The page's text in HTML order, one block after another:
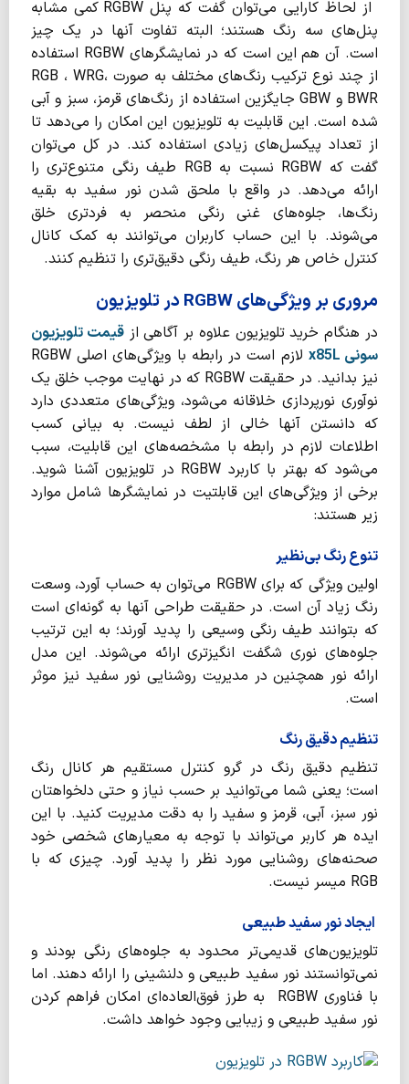
از لحاظ کارایی می‌توان گفت که پنل RGBW کمی مشابه
پنل‌های سه رنگ هستند؛ البته تفاوت آنها در یک چیز
است. آن هم این است که در نمایشگرهای RGBW استفاده
از چند نوع ترکیب رنگ‌های مختلف به صورت RGB ، WRG،
BWR و GBW جایگزین استفاده از رنگ‌های قرمز، سبز و آبی
شده است. این قابلیت به تلویزیون این امکان را می‌دهد تا
از تعداد پیکسل‌های زیادی استفاده کند. در کل می‌توان
گفت که RGBW نسبت به RGB طیف رنگی متنوع‌تری را
ارائه می‌دهد. در واقع با ملحق شدن نور سفید به بقیه
رنگ‌ها، جلوه‌های غنی رنگی منحصر به فردتری خلق
می‌شوند. با این حساب کاربران می‌توانند به کمک کانال
کنترل خاص هر رنگ، طیف رنگی دقیق‌تری را تنظیم کنند.
مروری بر ویژگی‌های RGBW در تلویزیون
در هنگام خرید تلویزیون علاوه بر آگاهی ازقیمت تلویزیون
سونی x85L
لازم است در رابطه با ویژگی‌های اصلی RGBW
نیز بدانید. در حقیقت RGBW که در نهایت موجب خلق یک
نوآوری نورپردازی خلاقانه می‌شود، ویژگی‌های متعددی دارد
که دانستن آنها خالی از لطف نیست. به بیانی کسب
اطلاعات لازم در رابطه با مشخصه‌های این قابلیت، سبب
می‌شود که بهتر با کاربرد RGBW در تلویزیون آشنا شوید.
برخی از ویژگی‌های این قابلتیت در نمایشگرها شامل موارد
زیر هستند:
تنوع رنگ بی‌نظیر
اولین ویژگی که برای RGBW می‌توان به حساب آورد، وسعت
رنگ زیاد آن است. در حقیقت طراحی آنها به گونه‌ای است
که بتوانند طیف رنگی وسیعی را پدید آورند؛ به این ترتیب
جلوه‌های نوری شگفت انگیزتری ارائه می‌شوند. این مدل
ارائه نور همچنین در مدیریت روشنایی نور سفید نیز موثر
است.
تنظیم دقیق رنگ
تنظیم دقیق رنگ در گرو کنترل مستقیم هر کانال رنگ
است؛ یعنی شما می‌توانید بر حسب نیاز و حتی دلخواهتان
نور سبز، آبی، قرمز و سفید را به دقت مدیریت کنید. با این
ایده هر کاربر می‌تواند با توجه به معیارهای شخصی خود
صحنه‌های روشنایی مورد نظر را پدید آورد. چیزی که با
RGB میسر نیست.
ایجاد نور سفید طبیعی
تلویزیون‌های قدیمی‌تر محدود به جلوه‌های رنگی بودند و
نمی‌توانستند نور سفید طبیعی و دلنشینی را ارائه دهند. اما
با فناوری RGBW به طرز فوق‌العاده‌ای امکان فراهم کردن
نور سفید طبیعی و زیبایی وجود خواهد داشت.